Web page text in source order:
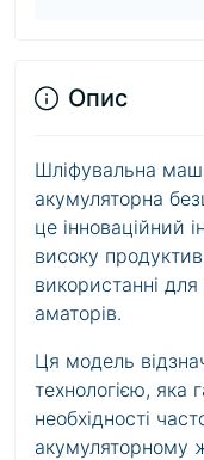
Опис
Шліфувальна
акумуляторна
це інноваційний
високу
використанні
аматорів.
Ця модель
технологією, яка
необхідності
акумуляторному